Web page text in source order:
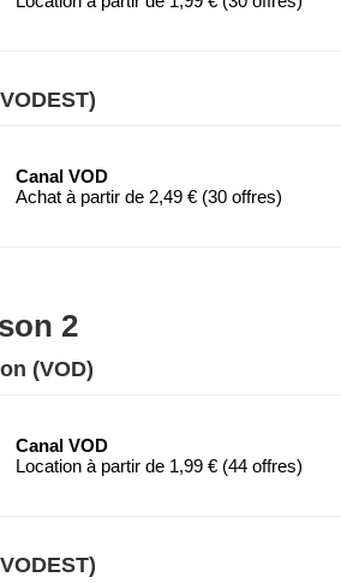
Canal VOD
Achat à partir de 2,49 € (30 offres)
2
(VOD)
Canal VOD
Location à partir de 1,99 € (44 offres)